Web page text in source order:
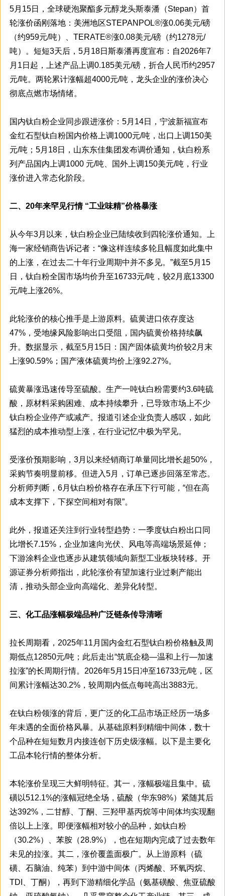
5月15日，全球硬泡聚酯多元醇龙头斯泰潘（Stepan）首
轮涨价函刚落地：美洲地区STEPANPOL®涨0.06美元/磅
（约959元/吨）、TERATE®涨0.08美元/磅（约1278元/
吨）。短短3天后，5月18日斯泰潘再度宣布：自2026年7
月1日起，上述产品上调0.185美元/磅，折合人民币约2957
元/吨。两轮累计涨幅超4000元/吨，龙头企业的涨价决心
彻底点燃市场情绪。
国内钛白粉企业同步跟进涨价：5月14日，宁波新福宣布
金红石型钛白粉国内价格上调1000元/吨，出口上调150美
元/吨；5月18日，山东东佳集团发布调价通知，钛白粉系
列产品国内上调1000 元/吨、国外上调150美元/吨，行业
涨价进入常态化阶段。
二、20年来罕见行情 “工业味精”价格暴涨
从今年3月以来，钛白粉企业已陆续收到四轮涨价通知。上
海一家经销商告诉记者：“像这样连续多轮且幅度如此集中
的上涨，在过去二十年行业周期中并不多见。”截至5月15
日，钛白粉全国市场均价升至16733元/吨，较2月底13300
元/吨上涨26%。
此轮涨价的核心推手是上游原料。硫黄进口依存度达
47%，受地缘风险影响出口受阻，国内硫黄价格持续飙
升。数据显示，截至5月15日：国产固体硫黄均价较2月末
上涨90.59%；国产液体硫黄均价上涨92.27%。
硫黄暴涨迅速传导至硫酸。生产一吨钛白粉需要约3.6吨硫
酸，原材料采购困难、成本持续攀升，已导致市场上不少
钛白粉企业停产或减产。报道引述企业负责人感叹，如此
猛烈的成本推动型上涨，在行业记忆中极为罕见。
受涨价预期影响，3月以来经销商订单量同比增长超50%，
采购节奏明显前移。但进入5月，订单已逐步回落至常态。
分析师判断，6月钛白粉价格存在承压下行可能，“但在高
成本支撑下，下探空间相对有限”。
此外，报道还关注到行业转型趋势：一季度钛白粉出口同
比增长7.15%，企业加速向光伏、风电等高端场景延伸；
下游涂料企业也逐步从建筑领域向新型工业板块转移。开
源证券分析师指出，此轮涨价有望加速行业过剩产能出
清，推动头部企业向高端化、差异化转型。
三、化工品涨幅极端品种广泛链条传导清晰
拉长周期看，2025年11月国内金红石型钛白粉价格触及周
期低点12850元/吨；此后走出“筑底企稳—温和上行—加速
拉涨”的长周期行情。2026年5月15日冲至16733元/吨，区
间累计涨幅达30.2%，较周期内低点每吨高出3883元。
在钛白粉领涨的背后，更广泛的化工品市场正经历一场多
年未遇的全面价格风暴。从基础原料到精细中间体，数十
个品种在短短数月内接连创下历史级涨幅。以下是主要化
工品本轮行情的整体分析。
本轮涨价呈现三大鲜明特征。其一，涨幅极端且集中。硫
磺以512.1%的涨幅冠绝全场，硫酸（华东98%）紧随其后
达392%，二甘醇、丁酮、三羟甲基丙烷等中间体均实现翻
倍以上上涨。即便涨幅相对较小的品种，如钛白粉
（30.2%）、苯胺（28.9%），也在短期内完成了过去数年
未见的拉涨。其二，涨价覆盖面极广。从上游原料（硫
磺、石脑油、纯苯）到中游中间体（丙烯酸、环氧丙烷、
TDI、丁酮），再到下游精细化学品（氨基磺酸、焦亚硫酸